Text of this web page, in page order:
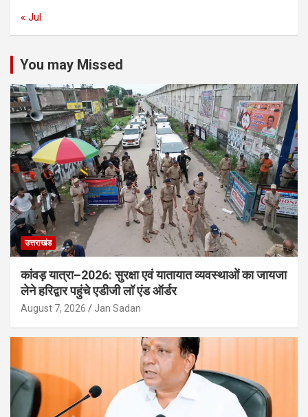
« Jul
You may Missed
उत्तराखंड
कांवड़ यात्रा–2026: सुरक्षा एवं यातायात व्यवस्थाओं का जायजा
लेने हरिद्वार पहुंचे एडीजी लॉ एंड ऑर्डर
August 7, 2026 Jan Sadan